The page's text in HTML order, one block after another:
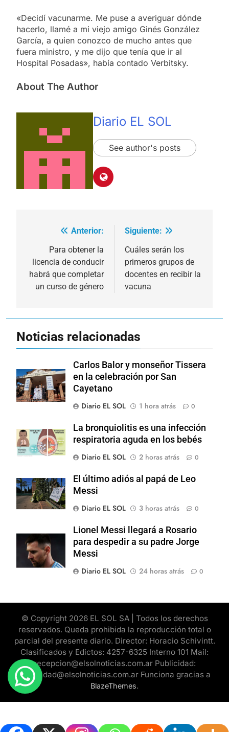
«Decidí vacunarme. Me puse a averiguar dónde
hacerlo, llamé a mi viejo amigo Ginés González
García, a quien conozco de mucho antes que
fuera ministro, y me dijo que tenía que ir al
Hospital Posadas», había contado Verbitsky.
About The Author
Diario EL SOL
See author's posts
Navegación
entradas
Anterior:
Para obtener la
licencia de conducir
habrá que completar
un curso de género
Siguiente:
Cuáles serán los
primeros grupos de
docentes en recibir la
vacuna
Noticias relacionadas
Carlos Balor y monseñor Tissera
en la celebración por San
Cayetano
Diario EL SOL
1 hora atrás 0
La bronquiolitis es una infección
respiratoria aguda en los bebés
Diario EL SOL
2 horas atrás 0
El último adiós al papá de Leo
Messi
Diario EL SOL
3 horas atrás 0
Lionel Messi llegará a Rosario
para despedir a su padre Jorge
Messi
Diario EL SOL
24 horas atrás 0
© Copyright 2026 EL SOL SA | Todos los derechos
reservados. Queda prohibida la reproducción total o
parcial del presente diario. Director: Horacio Schivintt.
Clasificados y Edictos: 4257-6325 Interno 101 Mail:
recepcion@elsolnoticias.com.ar Publicidad:
publicidad@elsolnoticias.com.ar Funciona gracias a
BlazeThemes.